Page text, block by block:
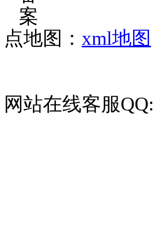
点地图： xml地图
网站在线客服QQ: